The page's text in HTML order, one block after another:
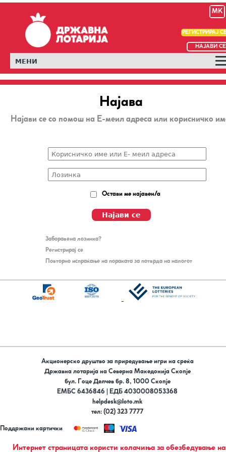
MK
РЕГИСТРИРАЈ
НАЈАВИ СЕ
МЕНИ
Интернет страницата користи колачиња за обезбедување на
Најава
Најави се со помош на Е-меил адреса или корисничко
Остави ме најавен/а
Заборавена лозинка?
Регистрирај се
Повторно испраќање на пораката за потврда на налогот
Акционерско друштво за приредување игри на среќа
Државна лотарија на Северна Македонија Скопје
бул. Гоце Делчев бр. 8, 1000 Скопје
ЕМБС 6436846 | ЕДБ 4030008053368
helpdesk@loto.mk
тел: (02) 323 7777
Поддржани картички